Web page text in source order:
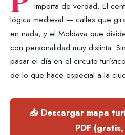
importa de verdad. El
lógica medieval — calles que
en nada, y el Moldava que
con personalidad muy distinta.
pasar el día en el circuito
de lo que hace especial a la
📥 Descargar mapa
PDF